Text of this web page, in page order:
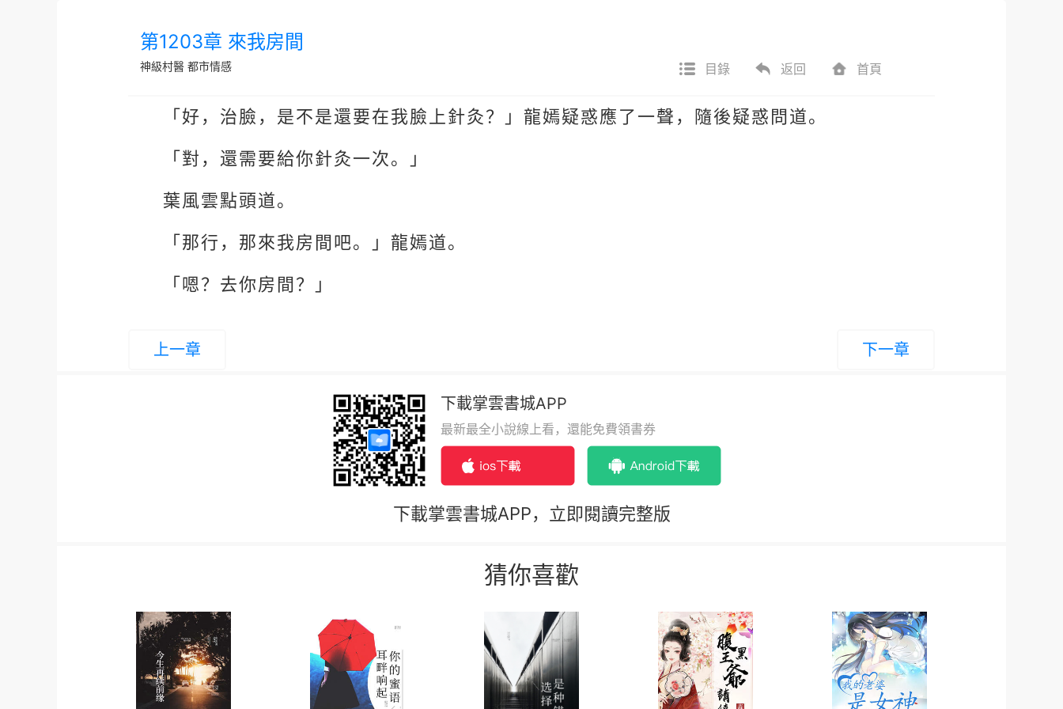
第1203章 來我房間
神級村醫 都市情感 目錄 返回 首頁
「好，治臉，是不是還要在我臉上針灸？」龍嫣疑惑應了一聲，隨後疑惑問道。
「對，還需要給你針灸一次。」
葉風雲點頭道。
「那行，那來我房間吧。」龍嫣道。
「嗯？去你房間？」
上一章 下一章
下載掌雲書城APP
最新最全小說線上看，還能免費領書券
下載掌雲書城APP，立即閱讀完整版
猜你喜歡